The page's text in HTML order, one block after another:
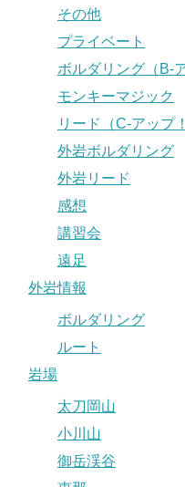
その他
プライベート
ボルダリング（B-
モンキーマジック
リード（C-アップ
外岩ボルダリング
外岩リード
感想
講習会
遠足
外岩情報
ボルダリング
ルート
岩場
太刀岡山
小川山
御岳渓谷